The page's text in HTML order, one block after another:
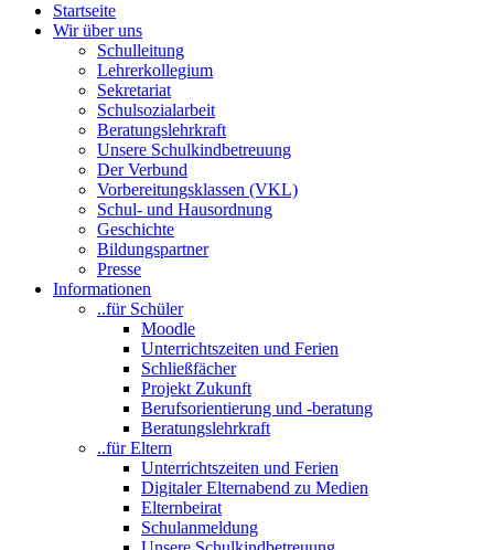
Startseite
Wir über uns
Schulleitung
Lehrerkollegium
Sekretariat
Schulsozialarbeit
Beratungslehrkraft
Unsere Schulkindbetreuung
Der Verbund
Vorbereitungsklassen (VKL)
Schul- und Hausordnung
Geschichte
Bildungspartner
Presse
Informationen
..für Schüler
Moodle
Unterrichtszeiten und Ferien
Schließfächer
Projekt Zukunft
Berufsorientierung und -beratung
Beratungslehrkraft
..für Eltern
Unterrichtszeiten und Ferien
Digitaler Elternabend zu Medien
Elternbeirat
Schulanmeldung